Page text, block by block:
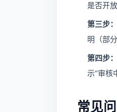
是否开
第三步
明（部
第四步
示“审核
常见